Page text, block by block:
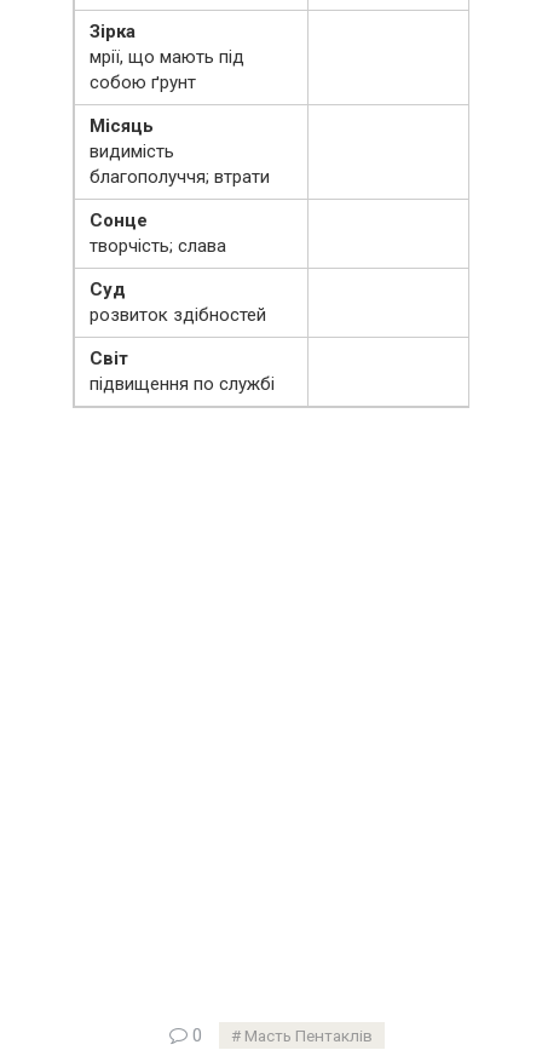
Зірка
мрії, що мають під
собою ґрунт
Місяць
видимість
благополуччя; втрати
Сонце
творчість; слава
Суд
розвиток здібностей
Світ
підвищення по службі
0 Масть Пентаклів